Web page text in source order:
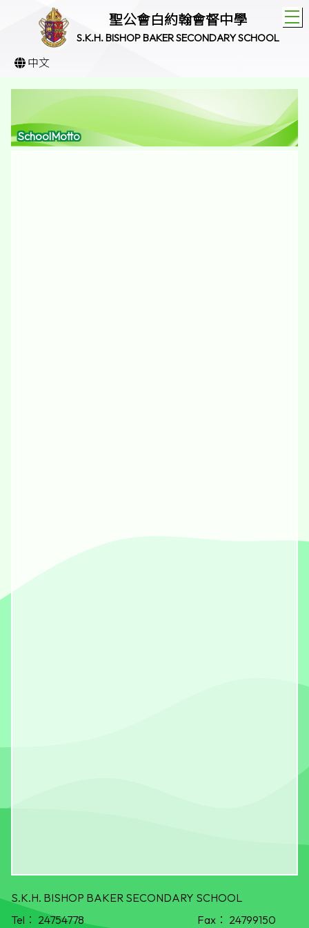
聖公會白約翰會督中學
S.K.H. BISHOP BAKER SECONDARY SCHOOL
中文
SchoolMotto
S.K.H. BISHOP BAKER SECONDARY SCHOOL
Tel： 24754778 Fax： 24799150